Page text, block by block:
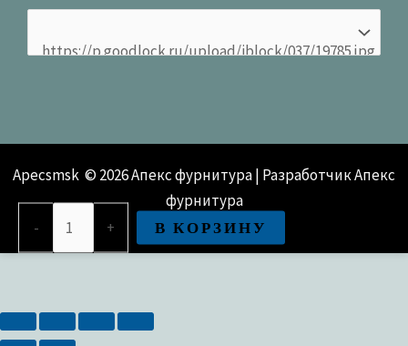
Apecsmsk © 2026 Апекс фурнитура | Разработчик Апекс
фурнитура
-
ЗВ8
165.0.0
+ В КОРЗИНУ